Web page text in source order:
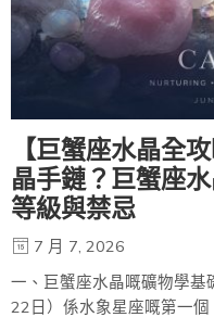
【巨蟹座水晶全
晶手鏈？巨蟹座
等級與禁忌
7 月 7, 2026
一、巨蟹座水晶嘅礦物學基
22日）係水象星座嘅第一個